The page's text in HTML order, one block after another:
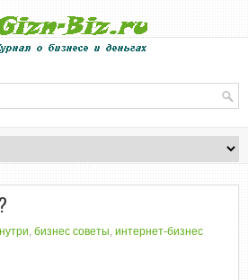
, бизнес советы, интернет-бизнес